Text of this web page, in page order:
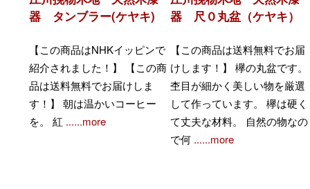
器 タンブラー(ケヤキ)
【この商品はNHKイッピンで
紹介されました！】 【この商
品は送料無料でお届けしま
す！】 朝は温かいコーヒー
を。 紅 ......more
器 尺０丸盆（ケヤキ）
【この商品は送料無料でお届
けします！】 欅の丸盆です。
杢目が細かく美しい物を厳選
して作っています。 欅は硬く
て丈夫な材料。 自然の物なの
で何 ......more